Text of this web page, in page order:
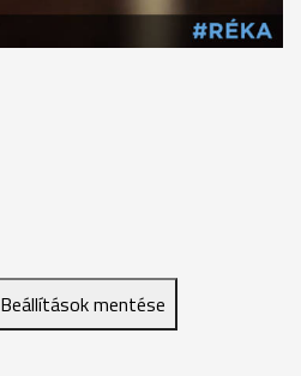
Beállítások mentése